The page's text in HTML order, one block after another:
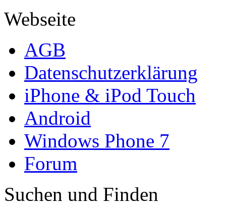
Webseite
AGB
Datenschutzerklärung
iPhone & iPod Touch
Android
Windows Phone 7
Forum
Suchen und Finden